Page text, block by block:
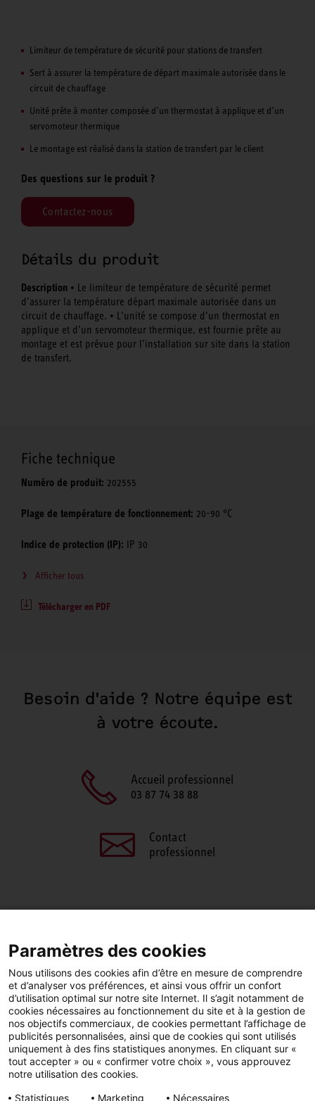
Limiteur de température de sécurité pour stations de transfert
Sert à assurer la température de départ maximale autorisée dans le
circuit de chauffage
Unité prête à monter composée d’un thermostat à applique et d’un
servomoteur thermique
Le montage est réalisé dans la station de transfert par le client
Des questions sur le produit ?
Contactez-nous
Détails du produit
Description • Le limiteur de température de sécurité permet
d’assurer la température départ maximale autorisée dans un
circuit de chauffage. • L’unité se compose d’un thermostat en
applique et d’un servomoteur thermique, est fournie prête au
montage et est prévue pour l’installation sur site dans la station
de transfert.
Fiche technique
Numéro de produit: 202555
Plage de température de fonctionnement: 20-90 °C
Indice de protection (IP): IP 30
Afficher tous
Télécharger en PDF
Besoin d'aide ? Notre équipe est
à votre écoute.
Accueil professionnel
03 87 74 38 88
Contact
professionnel
FacebookLinkedIn
YouTube LinkedIn Facebook
Instagram
Paramètres des cookies
Nous utilisons des cookies afin d’être en mesure de comprendre
et d’analyser vos préférences, et ainsi vous offrir un confort
d’utilisation optimal sur notre site Internet. Il s’agit notamment de
cookies nécessaires au fonctionnement du site et à la gestion de
nos objectifs commerciaux, de cookies permettant l’affichage de
publicités personnalisées, ainsi que de cookies qui sont utilisés
uniquement à des fins statistiques anonymes. En cliquant sur «
tout accepter » ou « confirmer votre choix », vous approuvez
notre utilisation des cookies.
Statistiques
Marketing Nécessaires